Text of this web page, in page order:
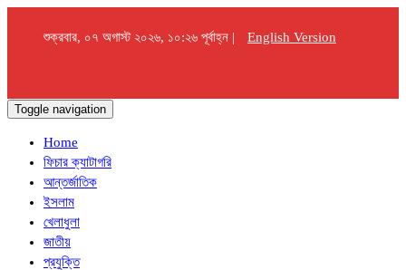
শুক্রবার, ০৭ অগাস্ট ২০২৬, ১০:২৬ পূর্বাহ্ন | English Version
Toggle navigation
Home
ফিচার ক্যাটাগরি
আন্তর্জাতিক
ইসলাম
খেলাধুলা
জাতীয়
প্রযুক্তি